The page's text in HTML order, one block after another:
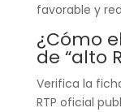
favorable y
¿Cómo
de “alto
Verifica la
RTP oficial